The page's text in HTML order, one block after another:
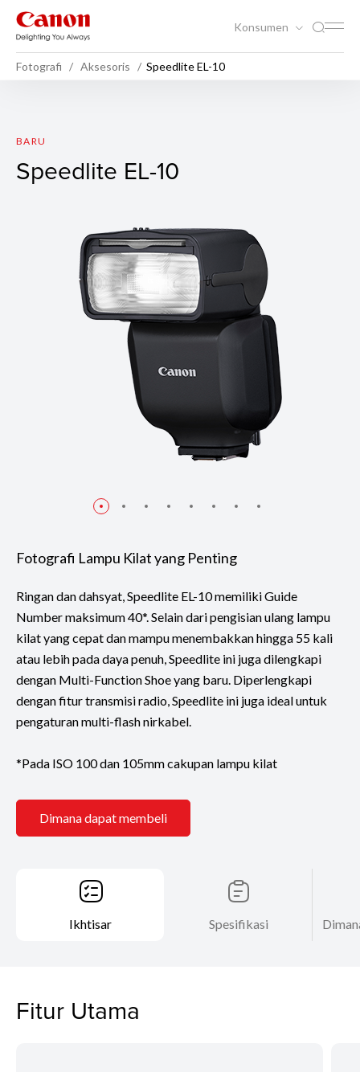
Konsumen
Fotografi Aksesoris Speedlite EL-10
Speedlite EL-10
BARU
Speedlite EL-10
Fotografi Lampu Kilat yang Penting
Ringan dan dahsyat, Speedlite EL-10 memiliki Guide
Number maksimum 40*. Selain dari pengisian ulang lampu
kilat yang cepat dan mampu menembakkan hingga 55 kali
atau lebih pada daya penuh, Speedlite ini juga dilengkapi
dengan Multi-Function Shoe yang baru. Diperlengkapi
dengan fitur transmisi radio, Speedlite ini juga ideal untuk
pengaturan multi-flash nirkabel.
*Pada ISO 100 dan 105mm cakupan lampu kilat
Dimana dapat membeli
Ikhtisar Spesifikasi
Fitur Utama